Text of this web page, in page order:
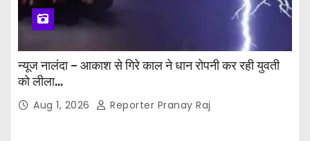
न्यूज नालंदा – आकाश से गिरे काल ने धान रोपनी कर रही युवती
को लीला…
Aug 1, 2026 Reporter Pranay Raj